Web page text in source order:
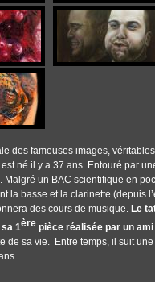
des fameuses images,
né il y a 37 ans. Entouré par
un BAC scientifique en
la basse et la clarinette (depuis
des cours de musique. Le
1ère pièce réalisée par un ami
de sa vie. Entre temps, il suit